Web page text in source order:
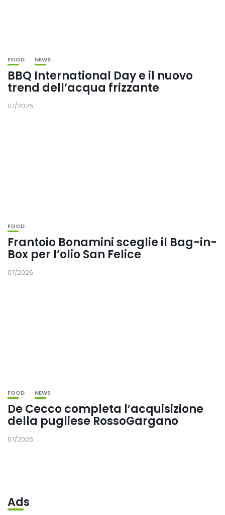
FOOD NEWS
BBQ International Day e il nuovo
trend dell’acqua frizzante
07/2026
FOOD
Frantoio Bonamini sceglie il Bag-in-
Box per l’olio San Felice
07/2026
FOOD NEWS
De Cecco completa l’acquisizione
della pugliese RossoGargano
07/2026
Ads